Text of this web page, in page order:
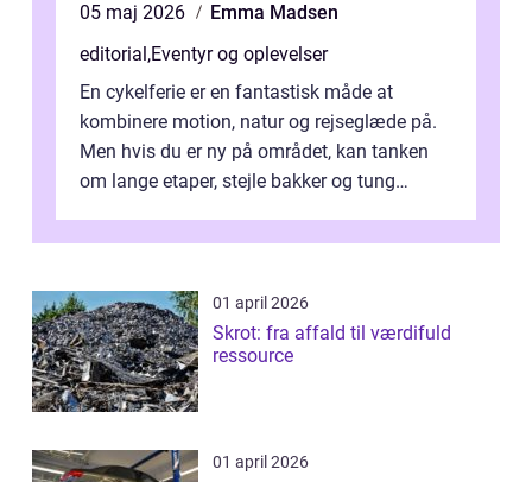
05 maj 2026
Emma Madsen
editorial,Eventyr og oplevelser
En cykelferie er en fantastisk måde at
kombinere motion, natur og rejseglæde på.
Men hvis du er ny på området, kan tanken
om lange etaper, stejle bakker og tung
01 april 2026
Skrot: fra affald til værdifuld
ressource
01 april 2026